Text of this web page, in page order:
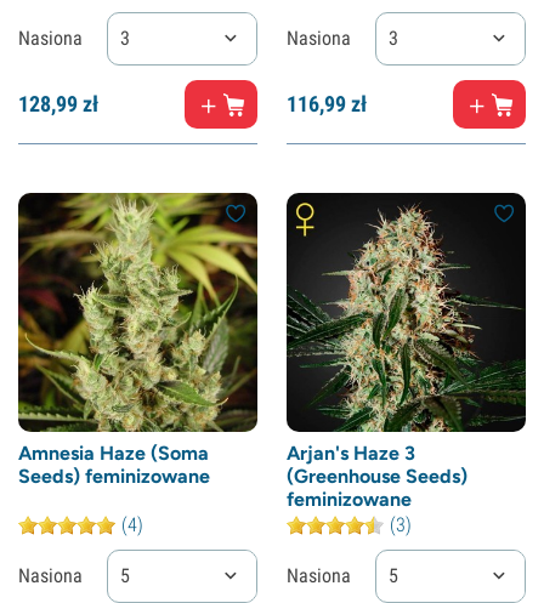
Nasiona 3
128,99zł
Nasiona 3
116,99zł
Amnesia Haze (Soma
Seeds) feminizowane
(4)
Nasiona 5
Arjan's Haze 3
(Greenhouse Seeds)
feminizowane
(3)
Nasiona 5